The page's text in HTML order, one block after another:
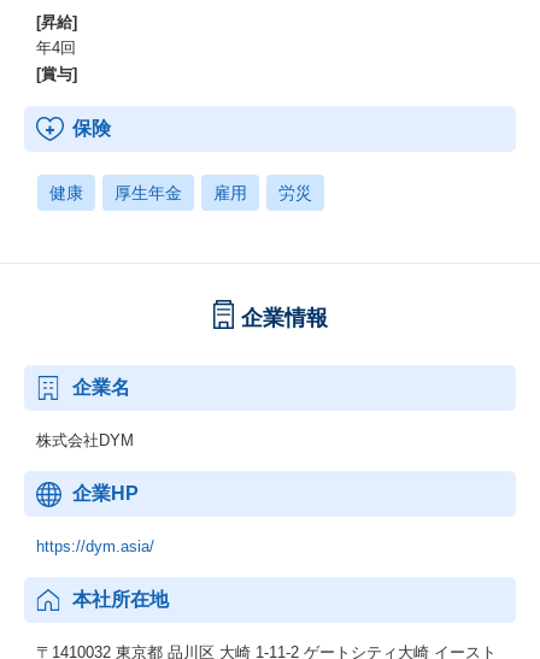
[昇給]
年4回
[賞与]
保険
健康 厚生年金 雇用 労災
企業情報
企業名
株式会社DYM
企業HP
https://dym.asia/
本社所在地
〒1410032 東京都 品川区 大崎 1-11-2 ゲートシティ大崎 イースト